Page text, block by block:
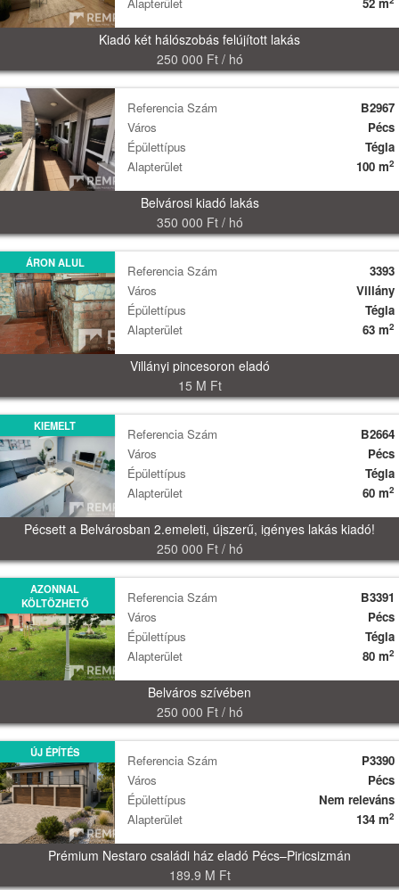
Kiadó két hálószobás felújított lakás
250 000 Ft / hó
Belvárosi kiadó lakás
350 000 Ft / hó
Referencia Szám
B2967
Város
Pécs
Épülettípus
Tégla
Alapterület
100 m2
ÁRON ALUL
Villányi pincesoron eladó
15 M Ft
Referencia Szám
3393
Város
Villány
Épülettípus
Tégla
Alapterület
63 m2
KIEMELT
Pécsett a Belvárosban 2.emeleti, újszerű, igényes lakás kiadó!
250 000 Ft / hó
Referencia Szám
B2664
Város
Pécs
Épülettípus
Tégla
Alapterület
60 m2
AZONNAL
KÖLTÖZHETŐ
Belváros szívében
250 000 Ft / hó
Referencia Szám
B3391
Város
Pécs
Épülettípus
Tégla
Alapterület
80 m2
ÚJ ÉPÍTÉS
Prémium Nestaro családi ház eladó Pécs–Piricsizmán
189.9 M Ft
Referencia Szám
P3390
Város
Pécs
Épülettípus
Nem releváns
Alapterület
134 m2